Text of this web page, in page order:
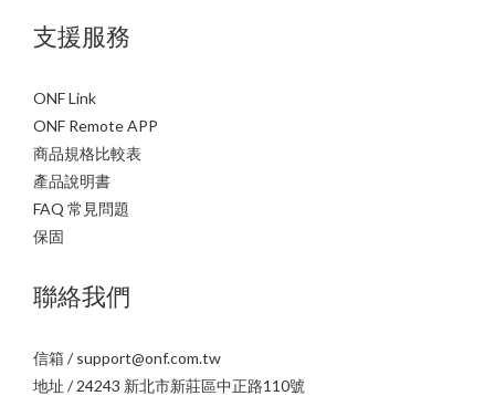
支援服務
ONF Link
ONF Remote APP
商品規格比較表
產品說明書
FAQ 常見問題
保固
聯絡我們
信箱 / support@onf.com.tw
地址 / 24243 新北市新莊區中正路110號